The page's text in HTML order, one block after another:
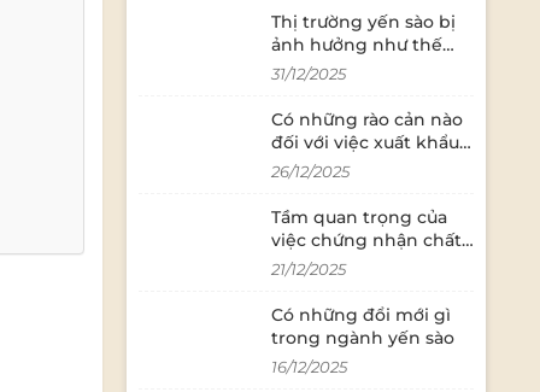
Thị trường yến sào bị
ảnh hưởng như thế
nào bởi các quy định
31/12/2025
Có những rào cản nào
đối với việc xuất khẩu
yến sào sang thị
26/12/2025
Tầm quan trọng của
việc chứng nhận chất
lượng trong ngành
21/12/2025
Có những đổi mới gì
trong ngành yến sào
16/12/2025